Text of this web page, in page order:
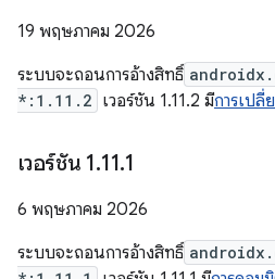
19 พฤษภาคม 2026
ระบบจะถอนการอ้างสิทธิ์
*:1.11.2 เวอร์ชัน 1.11.2 มีการเป
เวอร์ชัน 1.11.1
6 พฤษภาคม 2026
ระบบจะถอนการอ้างสิทธิ์